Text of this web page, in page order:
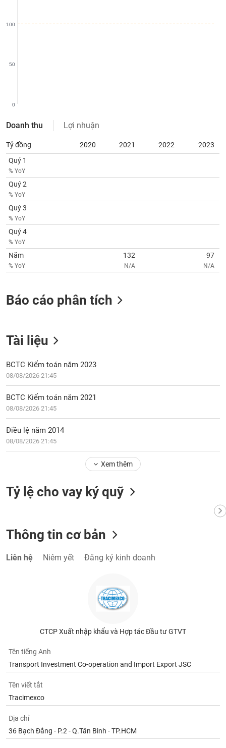
0
50
100
Doanh thu Lợi nhuận
Tỷ đồng 2020 2021 2022
2023
Quý 1
% YoY
Quý 2
% YoY
Quý 3
% YoY
Quý 4
% YoY
Năm
% YoY
132
N/A
97
N/A
Báo cáo phân tích
Tài liệu
BCTC Kiểm toán năm 2023
08/08/2026 21:45
BCTC Kiểm toán năm 2021
08/08/2026 21:45
Điều lệ năm 2014
08/08/2026 21:45
Xem thêm
Tỷ lệ cho vay ký quỹ
Thông tin cơ bản
Liên hệ Niêm yết Đăng ký kinh doanh
CTCP Xuất nhập khẩu và Hợp tác Đầu tư GTVT
Tên tiếng Anh
Transport Investment Co-operation and Import Export JSC
Tên viết tắt
Tracimexco
Địa chỉ
36 Bạch Đằng - P.2 - Q.Tân Bình - TP.HCM
tài
cụ
đầu
tư
Truyền
thông
tài
chính
tài